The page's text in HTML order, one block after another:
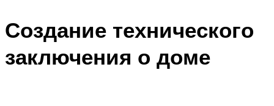
Создание технического
заключения о доме